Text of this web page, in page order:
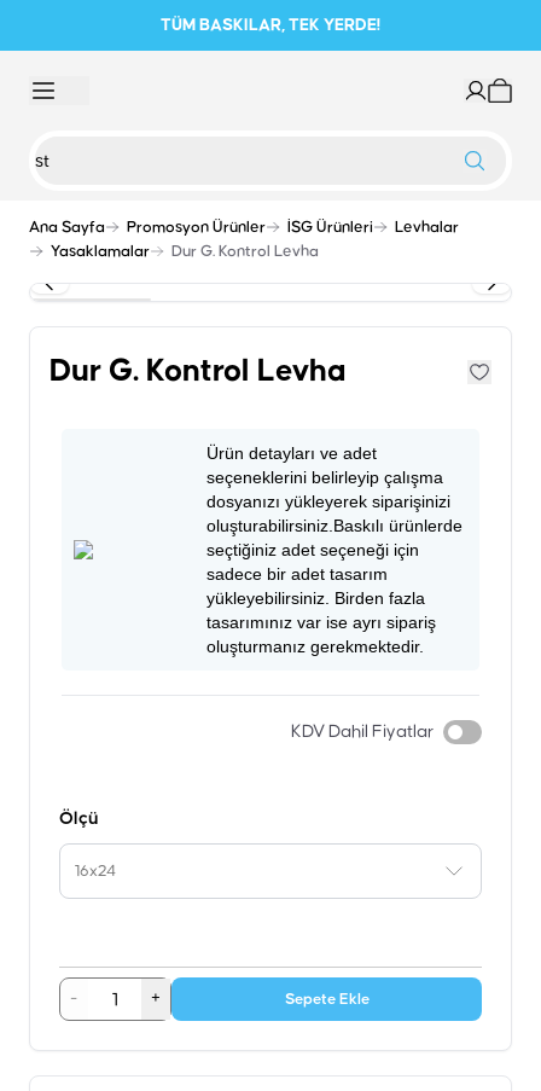
TÜM BASKILAR, TEK YERDE!
Ana Sayfa Promosyon Ürünler İSG Ürünleri
Levhalar
Yasaklamalar
Dur G. Kontrol Levha
Dur G. Kontrol Levha
Ürün detayları ve adet
seçeneklerini belirleyip çalışma
dosyanızı yükleyerek siparişinizi
oluşturabilirsiniz.Baskılı ürünlerde
seçtiğiniz adet seçeneği için
sadece bir adet tasarım
yükleyebilirsiniz. Birden fazla
tasarımınız var ise ayrı sipariş
oluşturmanız gerekmektedir.
KDV Dahil Fiyatlar
Ölçü
16x24
- + Sepete Ekle